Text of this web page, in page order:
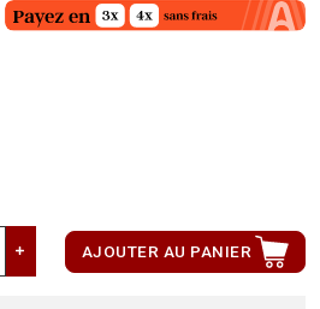
AJOUTER AU PANIER